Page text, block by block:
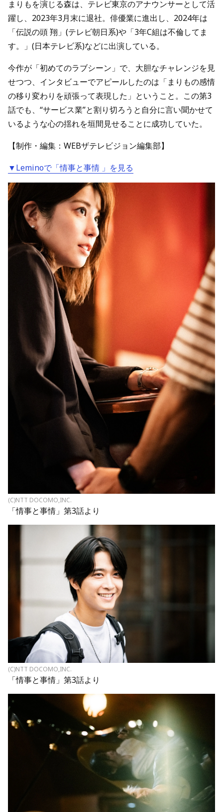
まりもを演じる森は、テレビ東京のアナウンサーとして活
躍し、2023年3月末に退社。俳優業に進出し、2024年は
「伝説の頭 翔」(テレビ朝日系)や「3年C組は不倫してま
す。」(日本テレビ系)などに出演している。
今作が「初めてのラブシーン」で、大胆なチャレンジを見
せつつ、インタビューでアピールしたのは「まりもの感情
の移り変わりを頑張って表現した」ということ。この第3
話でも、“サービス業”と割り切ろうと自分に言い聞かせて
いるような心の揺れを垣間見せることに成功していた。
【制作・編集：WEBザテレビジョン編集部】
▼Leminoで「情事と事情 」を見る
(C)NTT DOCOMO,INC.
「情事と事情」第3話より
(C)NTT DOCOMO,INC.
「情事と事情」第3話より